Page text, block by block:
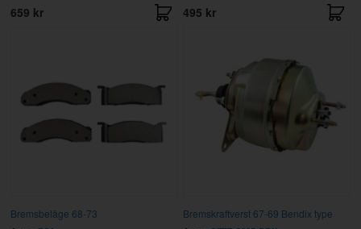
659 kr 495 kr
Bremsbeläge 68-73 Bremskraftverst 67-69 Bendix type